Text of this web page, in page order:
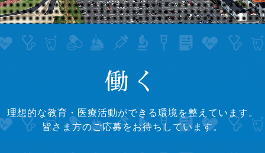
いますか？～もしもの時に備える～」（8/26）[ニュー
スリリース]
【研究発表】 膀胱温存化学放射線療法への抵抗性とフ
ェロトーシス抑制状態との関連を明らかに ～治療が効
リリース］
働く
理想的な教育・医療活動ができる環境を整えています。
皆さま方のご応募をお待ちしています。